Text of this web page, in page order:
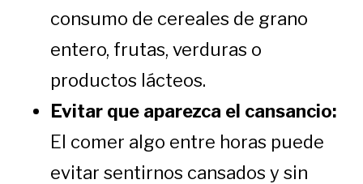
consumo de cereales de grano
entero, frutas, verduras o
productos lácteos.
Evitar que aparezca el cansancio:
El comer algo entre horas puede
evitar sentirnos cansados y sin